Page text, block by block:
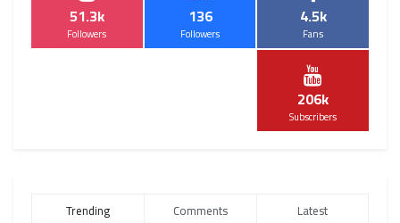
4.5k
Fans
136
Followers
51.3k
Followers
206k
Subscribers
Trending Comments Latest